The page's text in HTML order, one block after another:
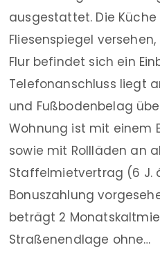
ausgestattet. Die
Fliesenspiegel
Flur befindet sich ein
Telefonanschluss liegt
und Fußbodenbelag
Wohnung ist mit einem
sowie mit Rollläden an
Staffelmietvertrag (6 J.
Bonuszahlung
beträgt 2
Straßenendlage ohne…